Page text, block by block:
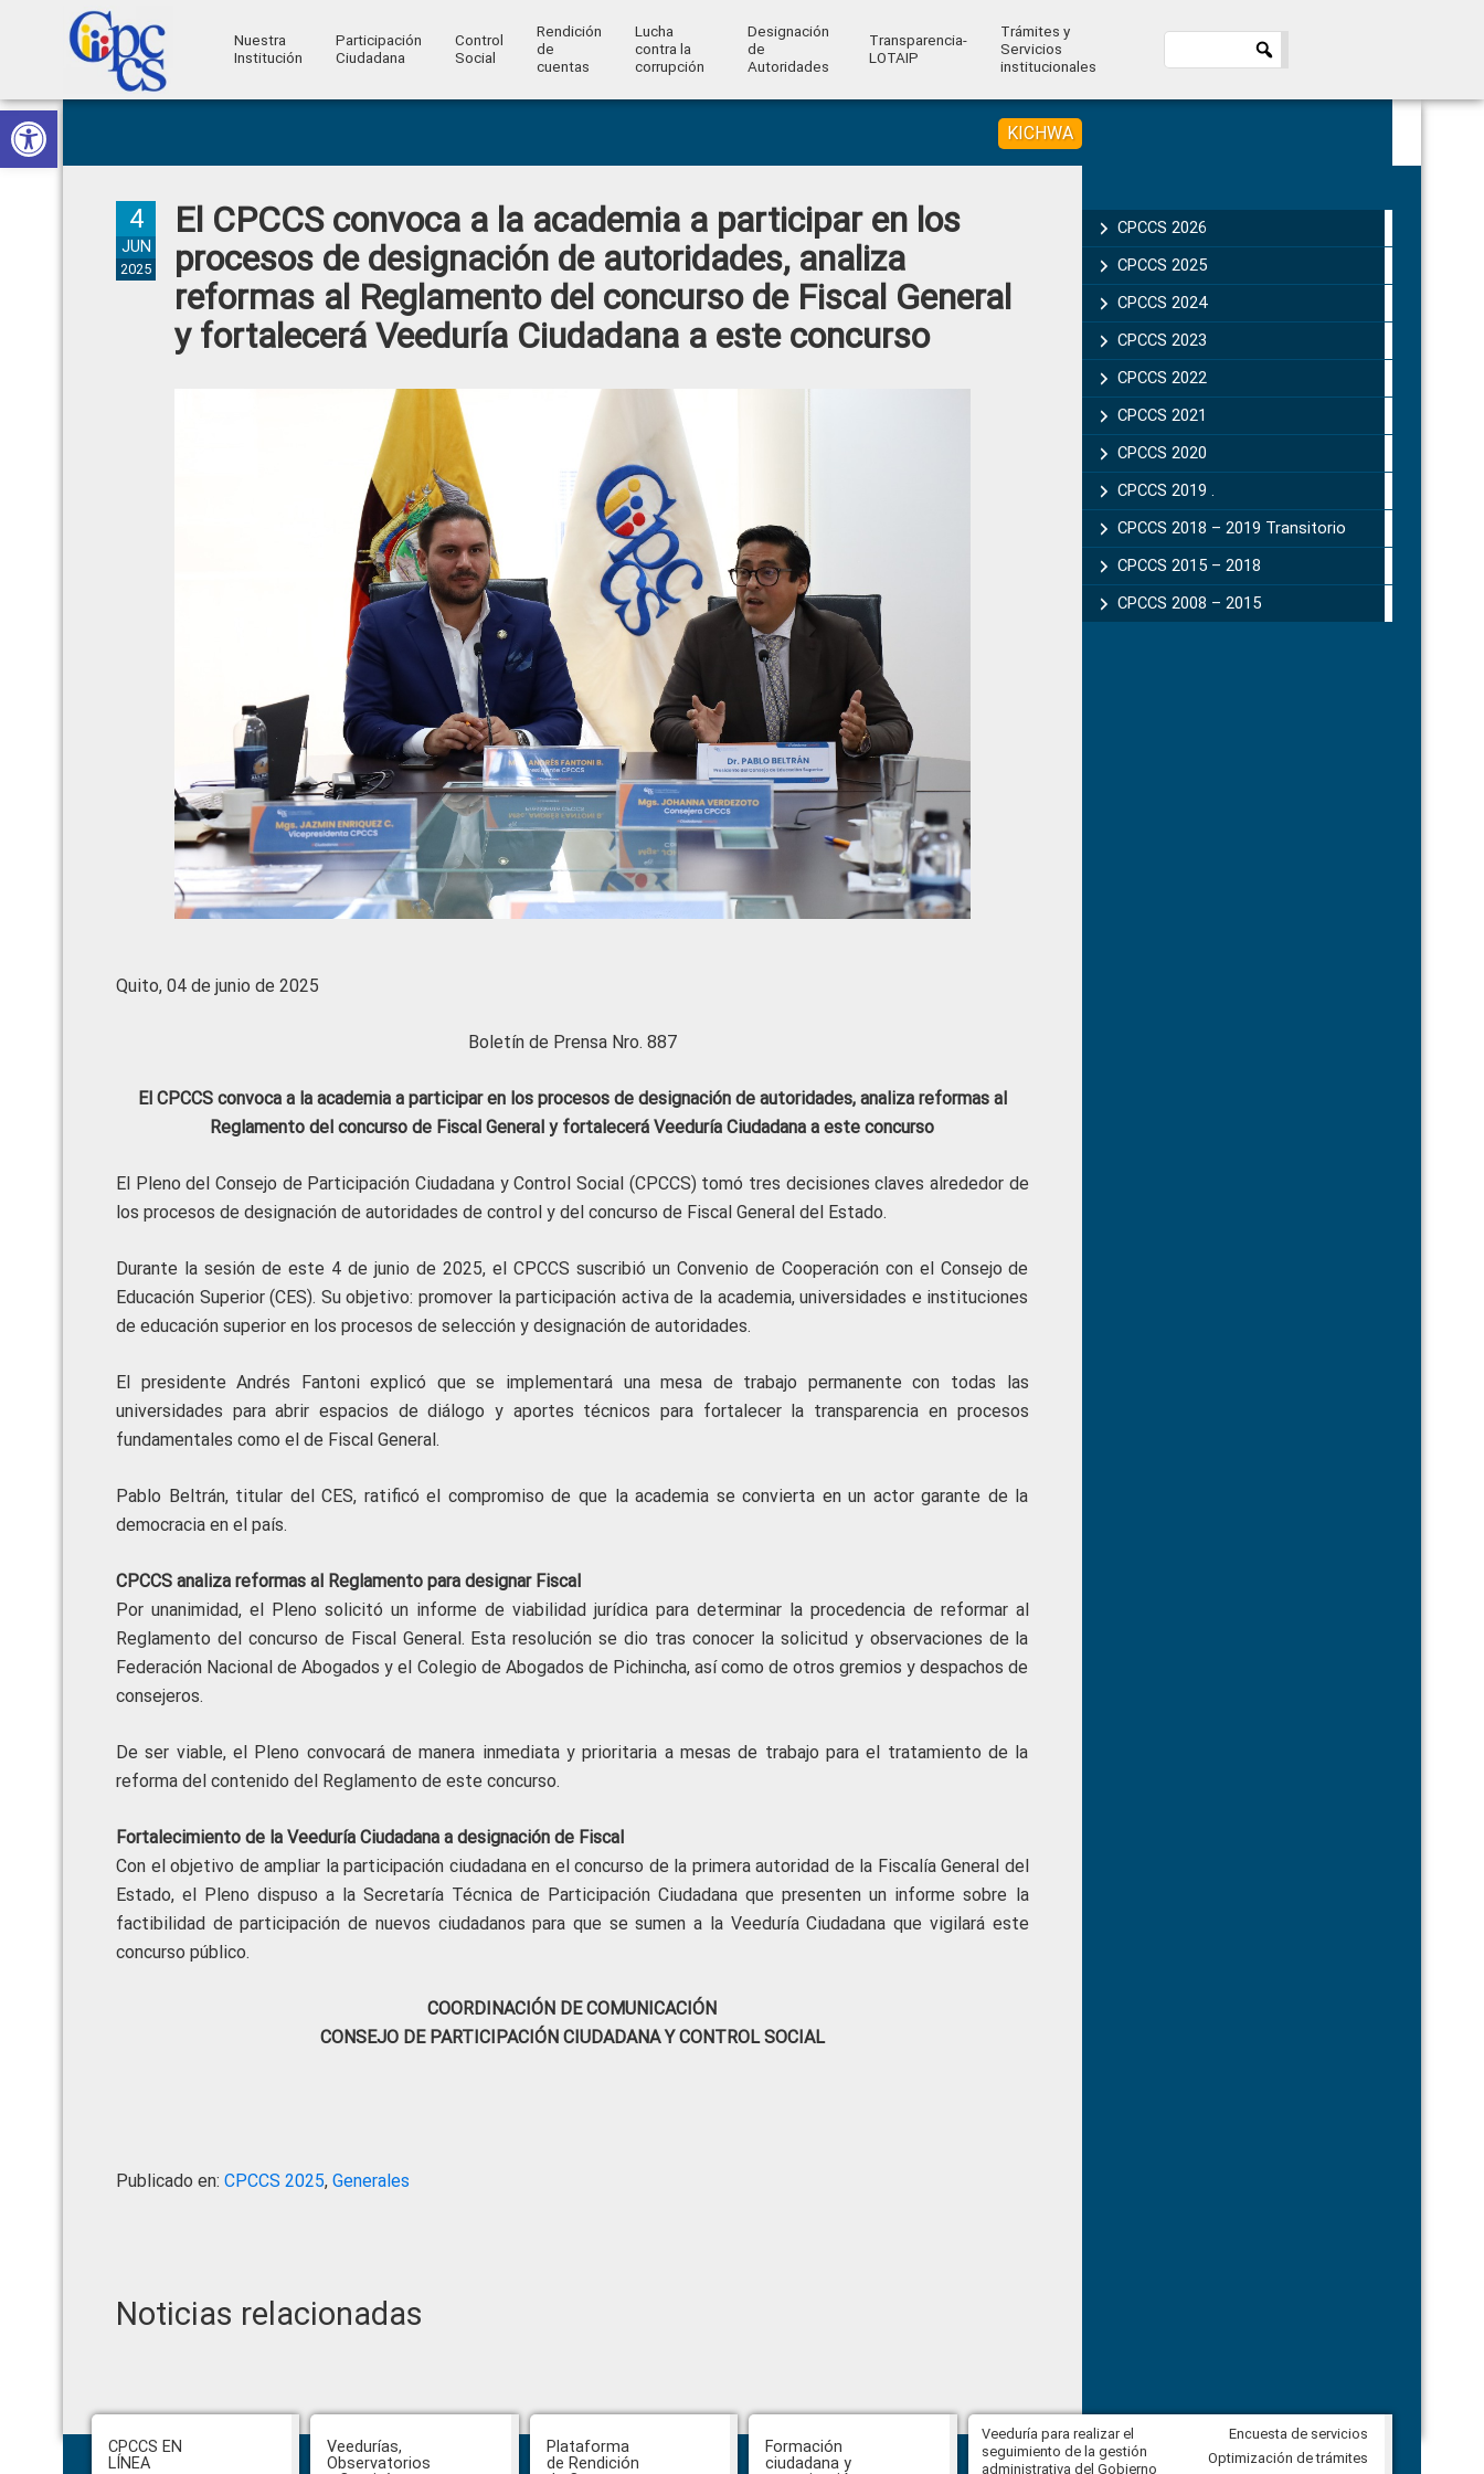
Abrir barra de herramientas
Skip
to
primary
Skip
to
main
Skip
to
primary
Skip
to
footer
Ciudadana
Control
Ciudadano
Nuestra
Institución
Participación
Ciudadana
Control
Social
Rendición
de
cuentas
Lucha
contra la
corrupción
Designación
de
Autoridades
Transparencia-
LOTAIP
Trámites y
Servicios
institucionales
KICHWA
El CPCCS convoca a la academia a participar en los
procesos de designación de autoridades, analiza
reformas al Reglamento del concurso de Fiscal General
y fortalecerá Veeduría Ciudadana a este concurso
4
JUN
2025
Quito, 04 de junio de 2025
Boletín de Prensa Nro. 887
El CPCCS convoca a la academia a participar en los procesos de designación de autoridades, analiza reformas al
Reglamento del concurso de Fiscal General y fortalecerá Veeduría Ciudadana a este concurso
El Pleno del Consejo de Participación Ciudadana y Control Social (CPCCS) tomó tres decisiones claves alrededor de
los procesos de designación de autoridades de control y del concurso de Fiscal General del Estado.
Durante la sesión de este 4 de junio de 2025, el CPCCS suscribió un Convenio de Cooperación con el Consejo de
Educación Superior (CES). Su objetivo: promover la participación activa de la academia, universidades e instituciones
de educación superior en los procesos de selección y designación de autoridades.
El presidente Andrés Fantoni explicó que se implementará una mesa de trabajo permanente con todas las
universidades para abrir espacios de diálogo y aportes técnicos para fortalecer la transparencia en procesos
fundamentales como el de Fiscal General.
Pablo Beltrán, titular del CES, ratificó el compromiso de que la academia se convierta en un actor garante de la
democracia en el país.
CPCCS analiza reformas al Reglamento para designar Fiscal
Por unanimidad, el Pleno solicitó un informe de viabilidad jurídica para determinar la procedencia de reformar al
Reglamento del concurso de Fiscal General. Esta resolución se dio tras conocer la solicitud y observaciones de la
Federación Nacional de Abogados y el Colegio de Abogados de Pichincha, así como de otros gremios y despachos de
consejeros.
De ser viable, el Pleno convocará de manera inmediata y prioritaria a mesas de trabajo para el tratamiento de la
reforma del contenido del Reglamento de este concurso.
Fortalecimiento de la Veeduría Ciudadana a designación de Fiscal
Con el objetivo de ampliar la participación ciudadana en el concurso de la primera autoridad de la Fiscalía General del
Estado, el Pleno dispuso a la Secretaría Técnica de Participación Ciudadana que presenten un informe sobre la
factibilidad de participación de nuevos ciudadanos para que se sumen a la Veeduría Ciudadana que vigilará este
concurso público.
COORDINACIÓN DE COMUNICACIÓN
CONSEJO DE PARTICIPACIÓN CIUDADANA Y CONTROL SOCIAL
Publicado en: CPCCS 2025, Generales
Noticias relacionadas
Sidebar
CPCCS 2026
CPCCS 2025
CPCCS 2024
CPCCS 2023
CPCCS 2022
CPCCS 2021
CPCCS 2020
CPCCS 2019 .
CPCCS 2018 – 2019 Transitorio
CPCCS 2015 – 2018
CPCCS 2008 – 2015
Footer
CPCCS EN
LÍNEA
Veedurías,
Observatorios
Plataforma
de Rendición
Formación
ciudadana y
Hasta el 31 de julio se podrán
presentar impugnaciones en
contra de los postulantes al
Veeduría para realizar el
seguimiento de la gestión
administrativa del Gobierno
Veeduría para vigilar los acuerdos,
derivados de la Audiencia Pública
Encuesta de servicios
Optimización de trámites